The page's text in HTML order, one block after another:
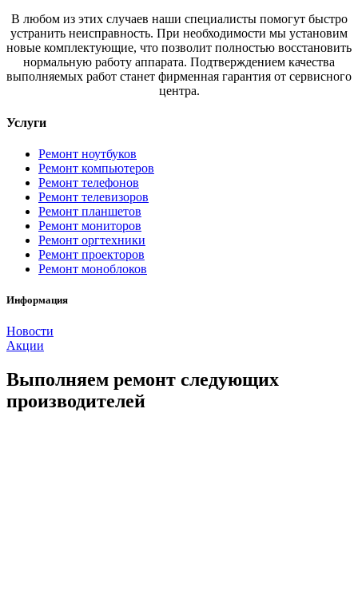
В любом из этих случаев наши специалисты помогут быстро
устранить неисправность. При необходимости мы установим
новые комплектующие, что позволит полностью восстановить
нормальную работу аппарата. Подтверждением качества
выполняемых работ станет фирменная гарантия от сервисного
центра.
Услуги
Ремонт ноутбуков
Ремонт компьютеров
Ремонт телефонов
Ремонт телевизоров
Ремонт планшетов
Ремонт мониторов
Ремонт оргтехники
Ремонт проекторов
Ремонт моноблоков
Информация
Новости
Акции
Выполняем ремонт следующих
производителей